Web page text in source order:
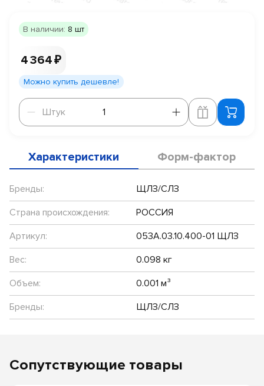
В наличии: 8 шт
4 364 ₽
Можно купить дешевле!
Штук
Штук
Характеристики Форм-фактор
Бренды:
ЩЛЗ/СЛЗ
Страна происхождения:
РОССИЯ
Артикул:
053А.03.10.400-01 ЩЛЗ
Вес:
0.098 кг
Объем:
0.001 м³
Бренды:
ЩЛЗ/СЛЗ
Сопутствующие товары